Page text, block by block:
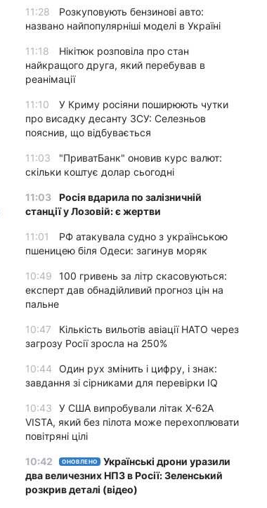
11:28
Розкуповують бензинові авто:
названо найпопулярніші моделі в Україні
11:18
Нікітюк розповіла про стан
найкращого друга, який перебував в
реанімації
11:10
У Криму росіяни поширюють чутки
про висадку десанту ЗСУ: Селезньов
пояснив, що відбувається
11:03
"ПриватБанк" оновив курс валют:
скільки коштує долар сьогодні
11:03
Росія вдарила по залізничній
станції у Лозовій: є жертви
11:01
РФ атакувала судно з українською
пшеницею біля Одеси: загинув моряк
10:49
100 гривень за літр скасовуються:
експерт дав обнадійливий прогноз цін на
пальне
10:47
Кількість вильотів авіації НАТО через
загрозу Росії зросла на 250%
10:44
Один рух змінить і цифру, і знак:
завдання зі сірниками для перевірки IQ
10:43
У США випробували літак X-62A
VISTA, який без пілота може перехоплювати
повітряні цілі
10:42 ОНОВЛЕНО
Українські дрони уразили
два величезних НПЗ в Росії: Зеленський
розкрив деталі (відео)